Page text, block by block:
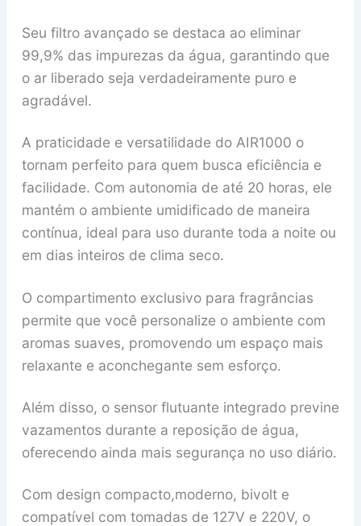
Seu filtro avançado se destaca ao eliminar
99,9% das impurezas da água, garantindo que
o ar liberado seja verdadeiramente puro e
agradável.
A praticidade e versatilidade do AIR1000 o
tornam perfeito para quem busca eficiência e
facilidade. Com autonomia de até 20 horas, ele
mantém o ambiente umidificado de maneira
contínua, ideal para uso durante toda a noite ou
em dias inteiros de clima seco.
O compartimento exclusivo para fragrâncias
permite que você personalize o ambiente com
aromas suaves, promovendo um espaço mais
relaxante e aconchegante sem esforço.
Além disso, o sensor flutuante integrado previne
vazamentos durante a reposição de água,
oferecendo ainda mais segurança no uso diário.
Com design compacto,moderno, bivolt e
compatível com tomadas de 127V e 220V, o